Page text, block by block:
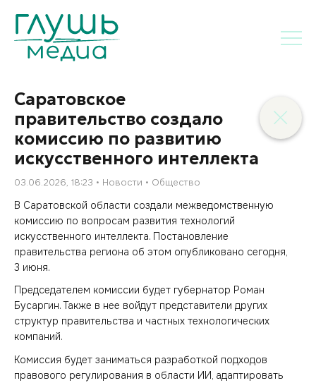
Саратовское
правительство создало
комиссию по развитию
искусственного интеллекта
03.06.2026, 18:23 Новости Общество
В Саратовской области создали межведомственную
комиссию по вопросам развития технологий
искусственного интеллекта. Постановление
правительства региона об этом опубликовано сегодня,
3 июня.
Председателем комиссии будет губернатор Роман
Бусаргин. Также в нее войдут представители других
структур правительства и частных технологических
компаний.
Комиссия будет заниматься разработкой подходов
правового регулирования в области ИИ, адаптировать